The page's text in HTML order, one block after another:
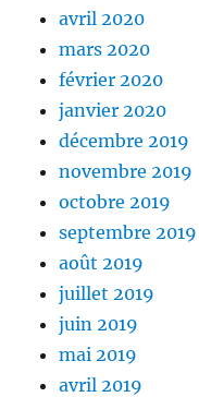
avril 2020
mars 2020
février 2020
janvier 2020
décembre 2019
novembre 2019
octobre 2019
septembre 2019
août 2019
juillet 2019
juin 2019
mai 2019
avril 2019